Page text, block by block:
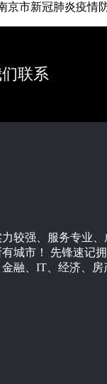
京市新冠肺炎疫
联系
较强、服务专业
城市！ 先锋速记
融、IT、经济、房